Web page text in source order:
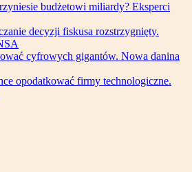
budżetowi miliardy? Eksperci
decyzji fiskusa rozstrzygnięty.
cyfrowych gigantów. Nowa danina
opodatkować firmy technologiczne.